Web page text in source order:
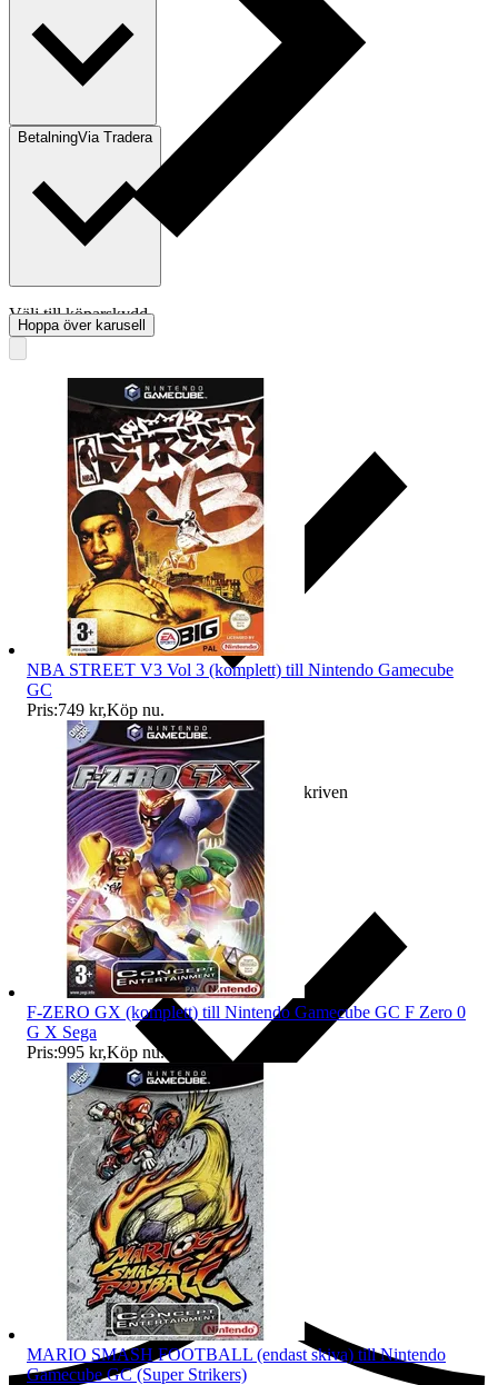
BetalningVia Tradera
Välj till köparskydd
Ersättning om varan inte är som beskriven
Ersättning om du inte får din vara
Hoppa över karusell
NBA STREET V3 Vol 3 (komplett) till Nintendo Gamecube
GC
Pris:749 kr,Köp nu.
F-ZERO GX (komplett) till Nintendo Gamecube GC F Zero 0
G X Sega
Pris:995 kr,Köp nu.
MARIO SMASH FOOTBALL (endast skiva) till Nintendo
Gamecube GC (Super Strikers)